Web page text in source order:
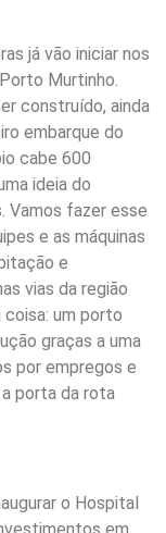
já vão iniciar nos
Murtinho.
construído, ainda
embarque do
cabe 600
ideia do
Vamos fazer esse
e as máquinas
e
vias da região
um porto
graças a uma
por empregos e
porta da rota
o Hospital